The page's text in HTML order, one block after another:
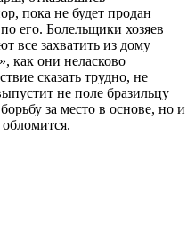
пока не будет продан
его. Болельщики хозяев
все захватить из дому
как они неласково
сказать трудно, не
не поле бразильцу
за место в основе, но и